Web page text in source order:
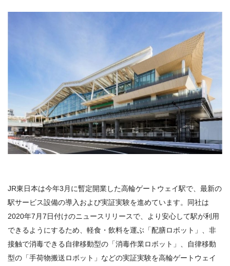
JR東日本は今年3月に暫定開業した高輪ゲートウェイ駅で、最新の
駅サービス設備の導入および実証実験を進めています。同社は
2020年7月7日付けのニュースリリースで、より安心して駅が利用
できるようにするため、軽食・飲料を運ぶ「配膳ロボット」、非
接触で消毒できる自律移動型の「消毒作業ロボット」、自律移動
型の「手荷物搬送ロボット」などの実証実験を高輪ゲートウェイ